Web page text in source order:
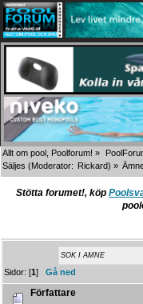
Allt om pool, Poolforum! »
Säljes (Moderator: Rickard) »
Stötta forumet!, köp
Sidor: [1]Gå ned
Författare